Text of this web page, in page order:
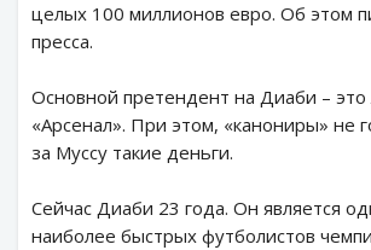
целых 100 миллионов евро. Об этом
пресса.
Основной претендент на Диаби – это
«Арсенал». При этом, «канониры» не
за Муссу такие деньги.
Сейчас Диаби 23 года. Он является
наиболее быстрых футболистов